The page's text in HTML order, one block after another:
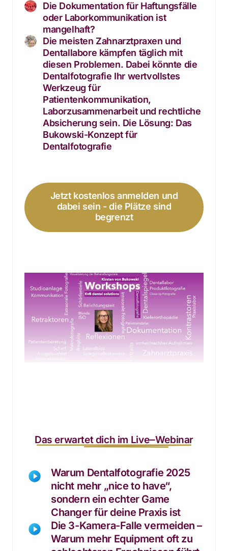
Die Dokumentation für Haftungsfälle
oder Laborkommunikation ist
mangelhaft?
Die meisten Zahnarztpraxen und
Dentallabore kämpfen täglich mit
diesen Problemen. Dabei könnte die
Dentalfotografie Ihr wertvollstes
Werkzeug für
Patientenkommunikation,
Laborzusammenarbeit und rechtliche
Absicherung sein. Die Lösung: Das
Bukowski-Konzept für
Dentalfotografie
Jetzt kostenlos anmelden und
dabei sein - die Plätze sind
begrenzt
Das erwartet dich im Live‒Webinar
Warum Dentalfotografie 2025
nicht mehr „nice to have“,
sondern ein echter Game
Changer für deine Praxis ist
Die 3-Kamera-Falle vermeiden –
Warum mehr Equipment oft zu